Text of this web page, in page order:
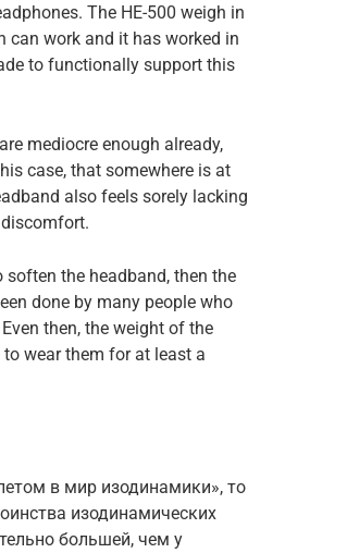
The HE-500 weigh in
can work and it has worked in
to functionally support this
mediocre enough already,
case, that somewhere is at
also feels sorely lacking
the headband, then the
done by many people who
then, the weight of the
to wear them for at least a
в мир изодинамики», то
изодинамических
большей, чем у